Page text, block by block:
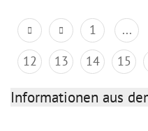
1 ...
12
13 14 15
Informationen aus